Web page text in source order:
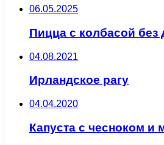
06.05.2025
Пицца с колбасой без
04.08.2021
Ирландское рагу
04.04.2020
Капуста с чесноком и